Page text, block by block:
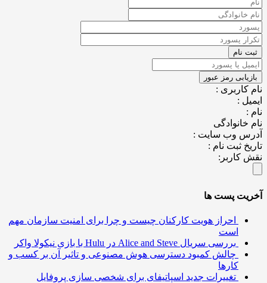
:
:
وب سایت :
ثبت نام :
کاربر:
پست ها
احراز هویت کارکنان چیست و چرا برای امنیت سازمان مهم
بررسی سریال Alice and Steve در Hulu با بازی نیکولا واکر
چالش کمبود دسترسی هوش مصنوعی و تاثیر آن بر کسب و
کارها
تغییرات جدید اسپاتیفای برای شخصی سازی پروفایل